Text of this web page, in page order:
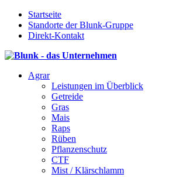
Startseite
Standorte der Blunk-Gruppe
Direkt-Kontakt
Agrar
Leistungen im Überblick
Getreide
Gras
Mais
Raps
Rüben
Pflanzenschutz
CTF
Mist / Klärschlamm